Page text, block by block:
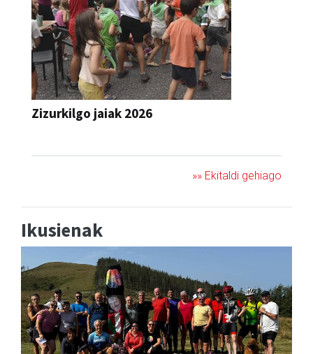
Zizurkilgo jaiak 2026
»» Ekitaldi gehiago
Ikusienak